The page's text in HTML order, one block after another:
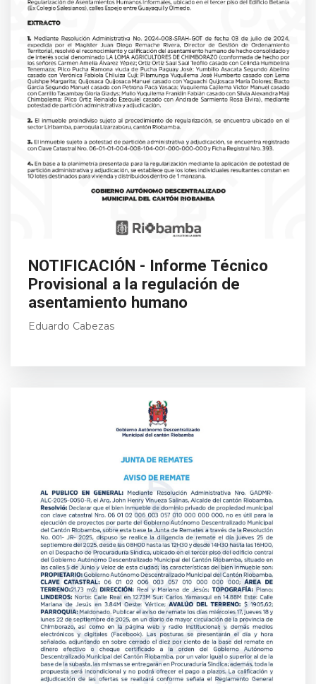
NOTIFICACIÓN - Informe Técnico
Provisional a la regulación de
asentamiento humano
Eduardo Cabezas